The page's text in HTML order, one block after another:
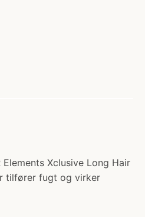
Xclusive Long Hair
tilfører fugt og virker